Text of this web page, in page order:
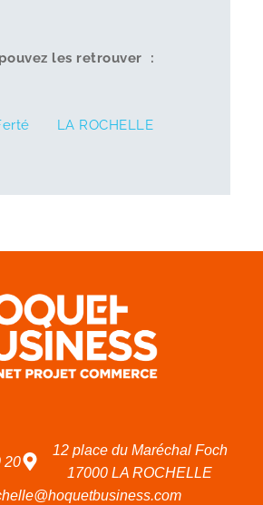
les retrouver :
LA ROCHELLE
20
12 place du Maréchal Foch
17000 LA ROCHELLE